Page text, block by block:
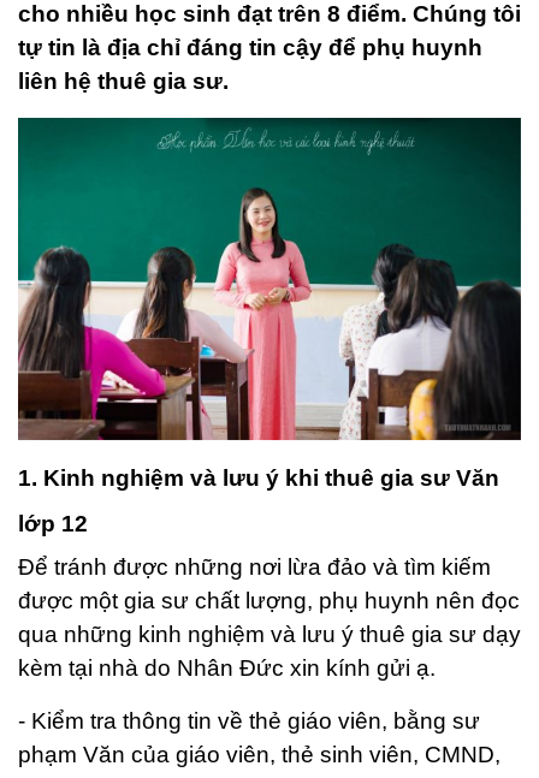
cho nhiều học sinh đạt trên 8 điểm. Chúng tôi
tự tin là địa chỉ đáng tin cậy để phụ huynh
liên hệ thuê gia sư.
1. Kinh nghiệm và lưu ý khi thuê gia sư Văn
lớp 12
Để tránh được những nơi lừa đảo và tìm kiếm
được một gia sư chất lượng, phụ huynh nên đọc
qua những kinh nghiệm và lưu ý thuê gia sư dạy
kèm tại nhà do Nhân Đức xin kính gửi ạ.
- Kiểm tra thông tin về thẻ giáo viên, bằng sư
phạm Văn của giáo viên, thẻ sinh viên, CMND,